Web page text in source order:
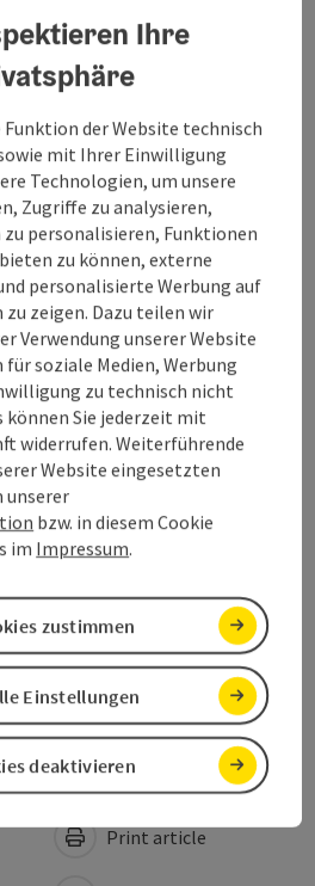
ORF presenter Heinz
Print article
Ihre
Funktion der Website technisch
mit Ihrer Einwilligung
Technologien, um unsere
Zugriffe zu analysieren,
personalisieren, Funktionen
zu können, externe
personalisierte Werbung auf
zeigen. Dazu teilen wir
Verwendung unserer Website
soziale Medien, Werbung
zu technisch nicht
können Sie jederzeit mit
widerrufen. Weiterführende
Website eingesetzten
unserer
bzw. in diesem Cookie
im Impressum.
deaktivieren
Einstellungen
zustimmen